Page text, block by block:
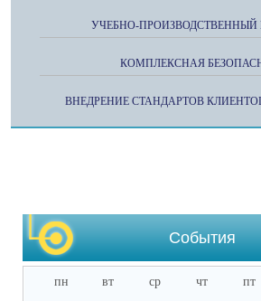
УЧЕБНО-
КОМПЛЕКСНАЯ
ВНЕДРЕНИЕ СТАНДАРТОВ
События
пн вт ср чт пт